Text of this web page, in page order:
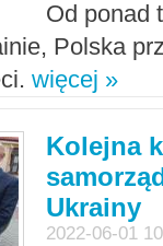
Od ponad
Polska
więcej »
Kolejna
Ukrainy
2022-06-01